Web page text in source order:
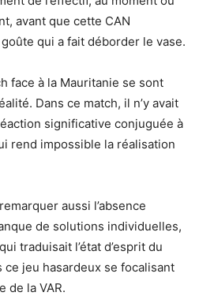
avant que cette CAN
qui a fait déborder le vase.
face à la Mauritanie se sont
Dans ce match, il n’y avait
significative conjuguée à
rend impossible la réalisation
aussi l’absence
de solutions individuelles,
traduisait l’état d’esprit du
jeu hasardeux se focalisant
de la VAR.